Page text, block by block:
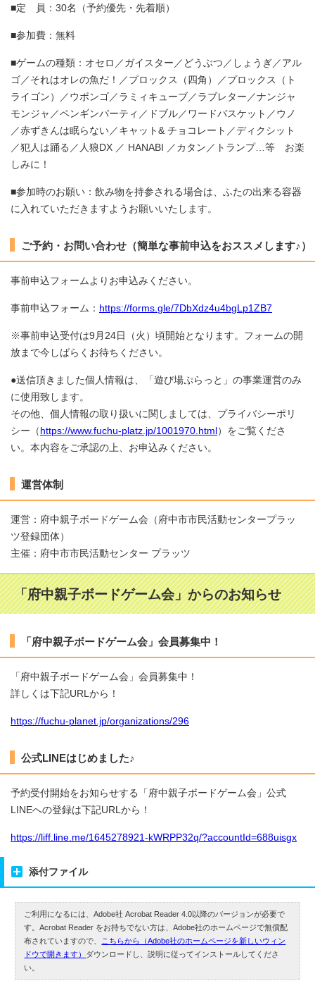
■定 員：30名（予約優先・先着順）
■参加費：無料
■ゲームの種類：オセロ／ガイスター／どうぶつ／しょうぎ／アル
ゴ／それはオレの魚だ！／プロックス（四角）／プロックス（ト
ライゴン）／ウボンゴ／ラミィキューブ／ラブレター／ナンジャ
モンジャ／ペンギンパーティ／ドブル／ワードバスケット／ウノ
／赤ずきんは眠らない／キャット& チョコレート／ディクシット
／犯人は踊る／人狼DX ／ HANABI ／カタン／トランプ…等 お楽
しみに！
■参加時のお願い：飲み物を持参される場合は、ふたの出来る容器
に入れていただきますようお願いいたします。
ご予約・お問い合わせ（簡単な事前申込をおススメします♪）
事前申込フォームよりお申込みください。
事前申込フォーム： https://forms.gle/7DbXdz4u4bgLp1ZB7
※事前申込受付は9月24日（火）頃開始となります。フォームの開
放まで今しばらくお待ちください。
●送信頂きました個人情報は、「遊び場ぷらっと」の事業運営のみ
に使用致します。
その他、個人情報の取り扱いに関しましては、プライバシーポリ
シー（ https://www.fuchu-platz.jp/1001970.html ）をご覧くださ
い。本内容をご承認の上、お申込みください。
運営体制
運営：府中親子ボードゲーム会（府中市市民活動センタープラッ
ツ登録団体）
主催：府中市市民活動センター プラッツ
「府中親子ボードゲーム会」からのお知らせ
「府中親子ボードゲーム会」会員募集中！
「府中親子ボードゲーム会」会員募集中！
詳しくは下記URLから！
https://fuchu-planet.jp/organizations/296
公式LINEはじめました♪
予約受付開始をお知らせする「府中親子ボードゲーム会」公式
LINEへの登録は下記URLから！
https://liff.line.me/1645278921-kWRPP32q/?accountId=688uisgx
添付ファイル
ご利用になるには、Adobe社 Acrobat Reader 4.0以降のバージョンが必要で
す。Acrobat Reader をお持ちでない方は、Adobe社のホームページで無償配
布されていますので、
こちらから（Adobe社のホームページを新しいウィン
ドウで開きます） ダウンロードし、説明に従ってインストールしてくださ
い。